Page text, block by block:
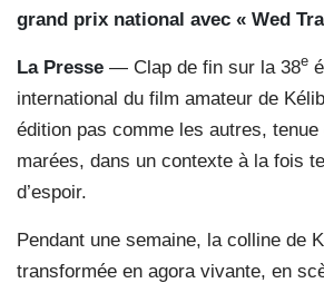
grand prix national avec « Wed
La Presse — Clap de fin sur la 38e
international du film amateur de
édition pas comme les autres,
marées, dans un contexte à la fois
d’espoir.
Pendant une semaine, la colline de
transformée en agora vivante, en